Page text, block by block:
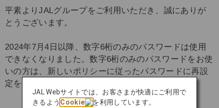
平素よりJALグループをご利用いただき、誠にありが
とうございます。
2024年7月4日以降、数字6桁のみのパスワードは使用
できなくなりました。数字6桁のみのパスワードをお使
いの方は、新しいポリシーに従ったパスワードに再設
定をお願いいたします。
JAL Webサイトでは、お客さまが快適にご利用で
きるよう Cookie
を利用しています。